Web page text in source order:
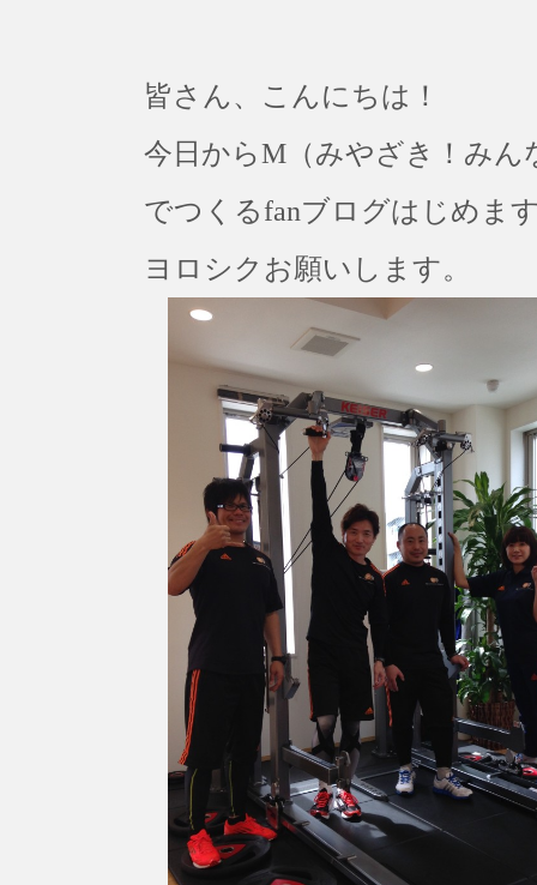
皆さん、こんにちは！
今日からM（みやざき！み
でつくるfanブログはじめま
ヨロシクお願いします。